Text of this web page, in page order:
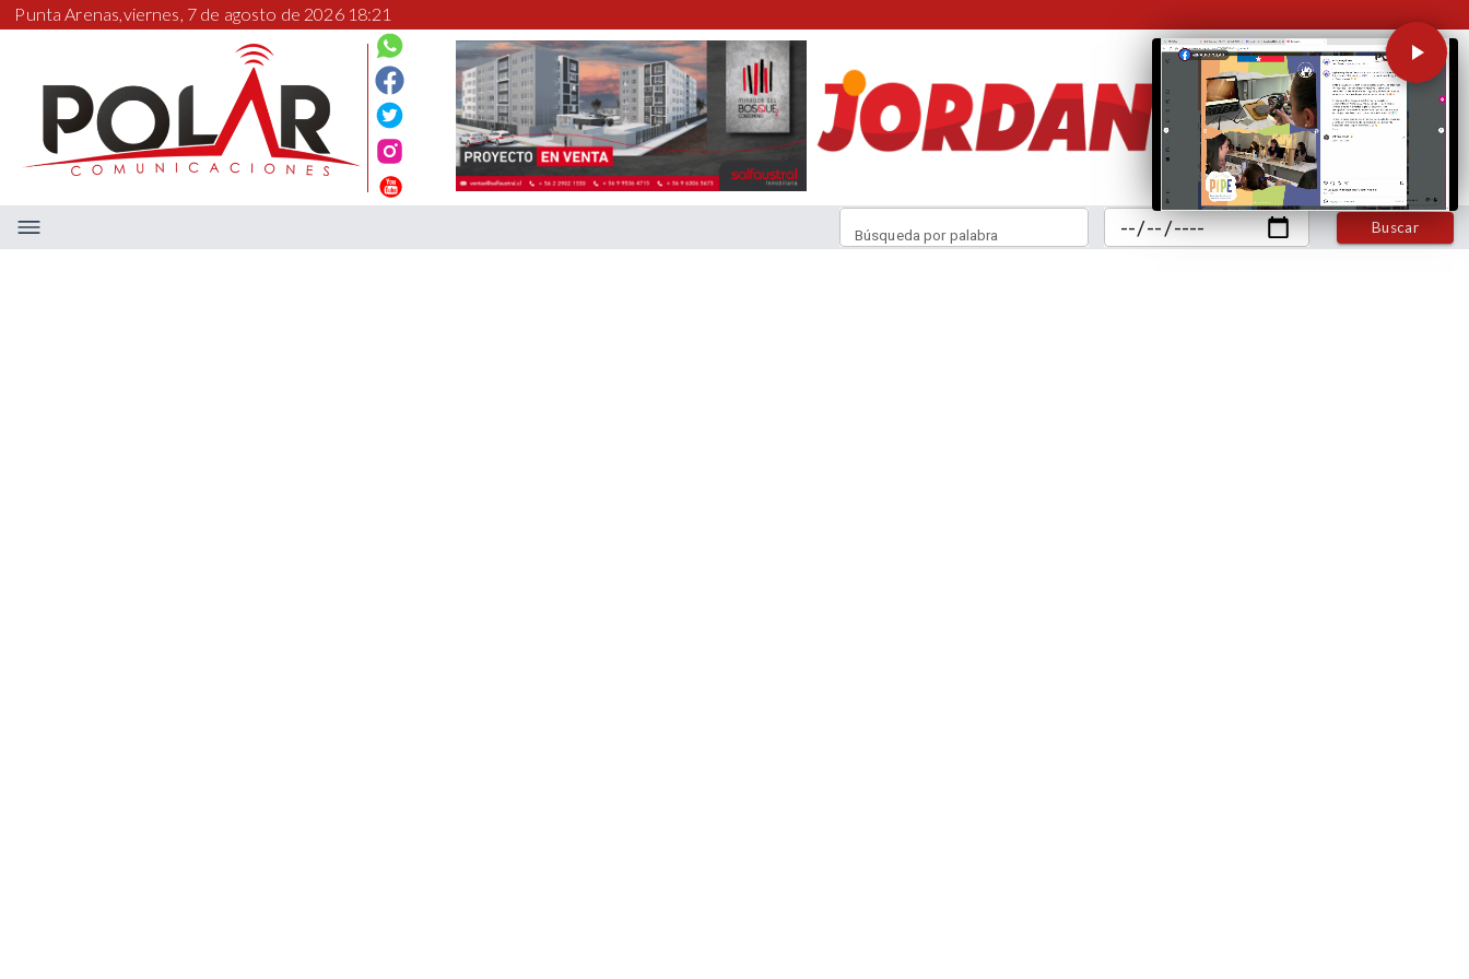
Punta Arenas,viernes, 7 de agosto de 2026 18:21
Buscar
Búsqueda por palabra